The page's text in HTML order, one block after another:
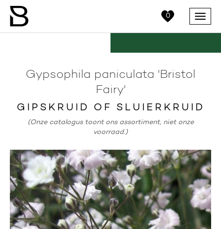
0 Menu
Gypsophila paniculata 'Bristol
Fairy'
GIPSKRUID OF SLUIERKRUID
(Onze catalogus toont ons assortiment, niet onze
voorraad.)